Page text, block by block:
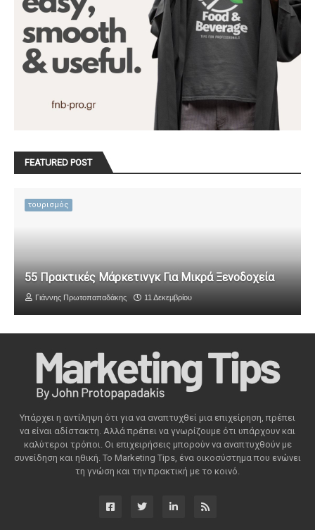
FEATURED POST
τουρισμός
55 Πρακτικές Μάρκετινγκ Για Μικρά Ξενοδοχεία
Γιάννης Πρωτοπαπαδάκης 11 Δεκεμβρίου
Υπάρχει η αντίληψη ότι για να αναπτυχθεί μια επιχείρηση, πρέπει
να είναι αδίστακτη. Αλλά πρέπει να γνωρίζουμε ότι υπάρχουν και
καλύτεροι τρόποι. Οι επιχειρήσεις μπορούν να αναπτυχθούν με
συνείδηση ​​και ηθική. Το Marketing Tips, ένα οικοσύστημα που ενώνει
τη γνώση και την πρακτική με το κοινό.